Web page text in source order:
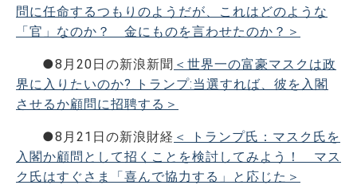
問に任命するつもりのようだが、これはどのような
「官」なのか？ 金にものを言わせたのか？＞
●8月20日の新浪新聞 ＜世界一の富豪マスクは政
界に入りたいのか? トランプ:当選すれば、彼を入閣
させるか顧問に招聘する＞
●8月21日の新浪財経 ＜ トランプ氏：マスク氏を
入閣か顧問として招くことを検討してみよう！ マス
ク氏はすぐさま「喜んで協力する」と応じた＞